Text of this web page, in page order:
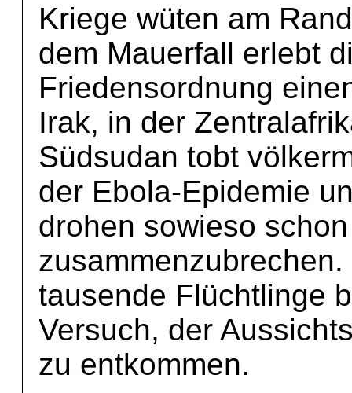
Kriege wüten am
dem Mauerfall erlebt
Friedensordnung
Irak, in der
Südsudan tobt
der Ebola-Epidemie
drohen sowieso
tausende Flüchtlinge
Versuch, der
zu entkommen.